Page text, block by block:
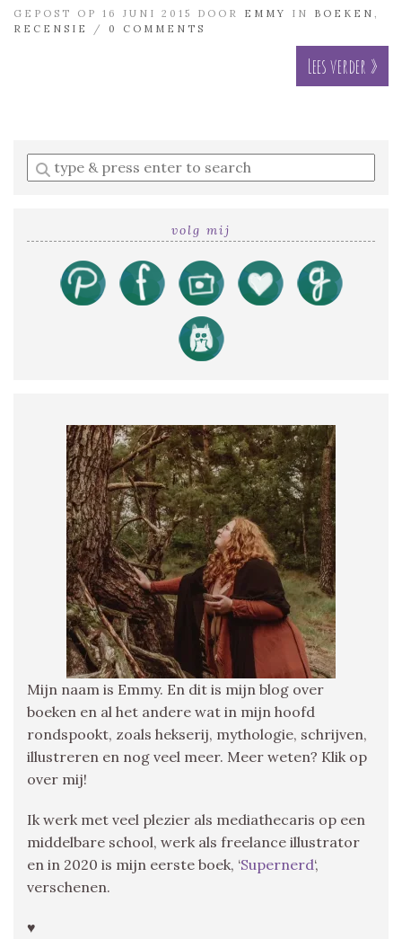
GEPOST OP 16 JUNI 2015 DOOR EMMY IN BOEKEN
RECENSIE
/ 0 COMMENTS
Lees verder »
Enter
a
volg mij
Mijn naam is Emmy. En dit is mijn blog over
boeken en al het andere wat in mijn hoofd
rondspookt, zoals hekserij, mythologie, schrijven,
illustreren en nog veel meer. Meer weten? Klik op
over mij!
Ik werk met veel plezier als mediathecaris op een
middelbare school, werk als freelance illustrator
en in 2020 is mijn eerste boek, ‘Supernerd‘,
verschenen.
♥